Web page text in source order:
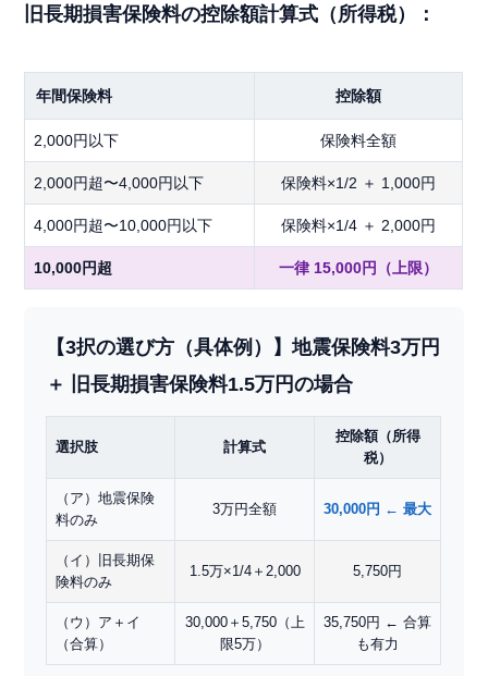
旧長期損害保険料の控除額計算式（所得税）：
年間保険料 控除額
2,000円以下 保険料全額
2,000円超〜4,000円以下 保険料×1/2 ＋ 1,000円
4,000円超〜10,000円以下 保険料×1/4 ＋ 2,000円
10,000円超 一律 15,000円（上限）
【3択の選び方（具体例）】地震保険料3万円
＋ 旧長期損害保険料1.5万円の場合
選択肢 計算式
控除額（所得
税）
（ア）地震保険
料のみ
3万円全額 30,000円 ← 最大
（イ）旧長期保
険料のみ
1.5万×1/4＋2,000 5,750円
（ウ）ア＋イ
（合算）
30,000＋5,750（上
限5万）
35,750円 ← 合算
も有力